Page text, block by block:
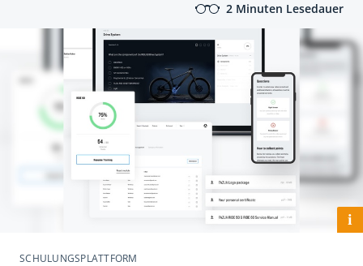
2 Minuten Lesedauer
i
SCHULUNGSPLATTFORM